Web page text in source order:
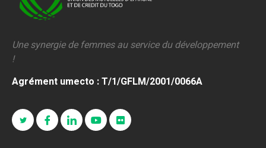
Une synergie de femmes au service du développement
!
Agrément umecto : T/1/GFLM/2001/0066A